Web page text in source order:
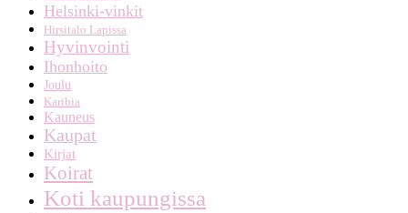
Helsinki-vinkit
Hirsitalo Lapissa
Hyvinvointi
Ihonhoito
Joulu
Karibia
Kauneus
Kaupat
Kirjat
Koirat
Koti kaupungissa